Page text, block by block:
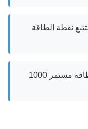
نقطة الطاقة
- يدعم مخرج طاقة مستمر 1000